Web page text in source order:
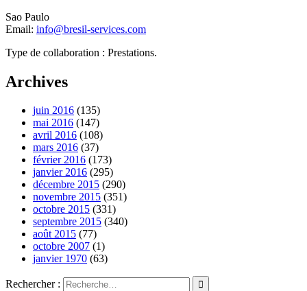
Sao Paulo
Email: info@bresil-services.com
Type de collaboration : Prestations.
Archives
juin 2016 (135)
mai 2016 (147)
avril 2016 (108)
mars 2016 (37)
février 2016 (173)
janvier 2016 (295)
décembre 2015 (290)
novembre 2015 (351)
octobre 2015 (331)
septembre 2015 (340)
août 2015 (77)
octobre 2007 (1)
janvier 1970 (63)
Rechercher :